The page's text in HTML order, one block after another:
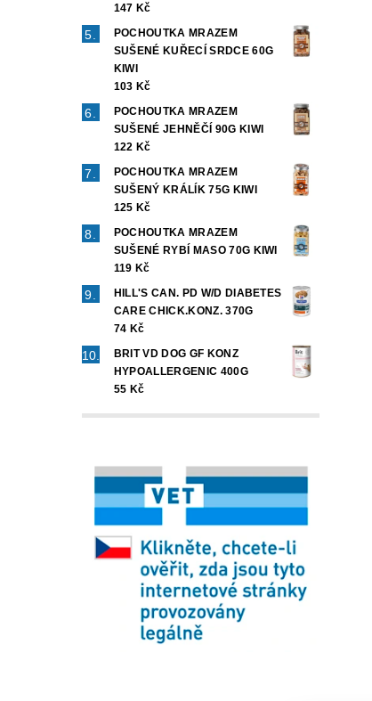
147 Kč
POCHOUTKA MRAZEM
SUŠENÉ KUŘECÍ SRDCE 60G
KIWI
103 Kč
POCHOUTKA MRAZEM
SUŠENÉ JEHNĚČÍ 90G KIWI
122 Kč
POCHOUTKA MRAZEM
SUŠENÝ KRÁLÍK 75G KIWI
125 Kč
POCHOUTKA MRAZEM
SUŠENÉ RYBÍ MASO 70G KIWI
119 Kč
HILL'S CAN. PD W/D DIABETES
CARE CHICK.KONZ. 370G
74 Kč
BRIT VD DOG GF KONZ
HYPOALLERGENIC 400G
55 Kč